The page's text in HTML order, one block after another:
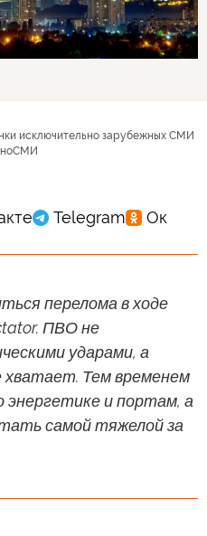
исключительно зарубежных СМИ
перелома в ходе
ПВО не
ударами, а
хватает. Тем временем
энергетике и портам, а
самой тяжелой за